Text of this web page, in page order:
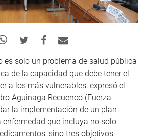
es solo un problema de salud pública
de la capacidad que debe tener el
a los más vulnerables, expresó el
Aguinaga Recuenco (Fuerza
la implementación de un plan
que incluya no solo
sino tres objetivos